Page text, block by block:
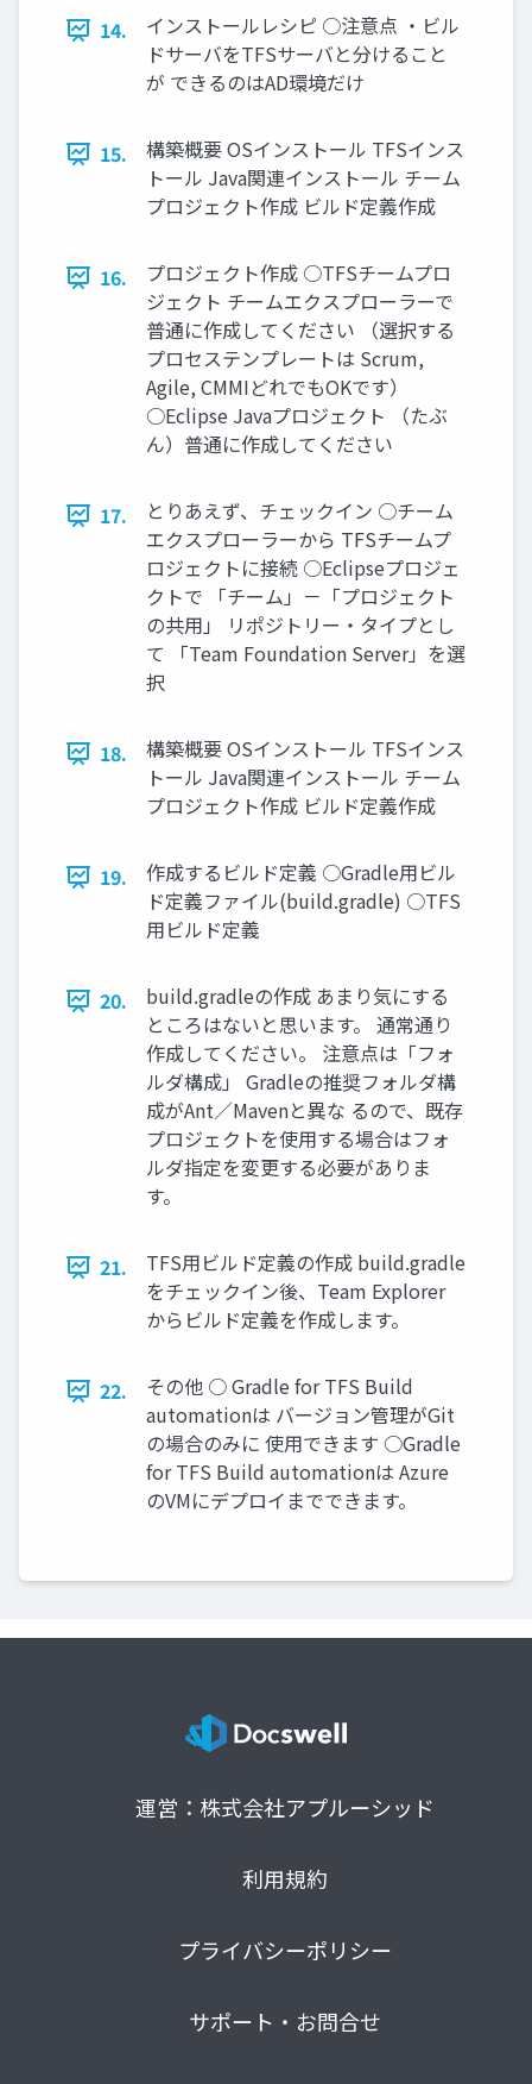
14.
インストールレシピ ○注意点 ・ビル
ドサーバをTFSサーバと分けること
が できるのはAD環境だけ
15.
構築概要 OSインストール TFSインス
トール Java関連インストール チーム
プロジェクト作成 ビルド定義作成
16.
プロジェクト作成 ○TFSチームプロ
ジェクト チームエクスプローラーで
普通に作成してください （選択する
プロセステンプレートは Scrum,
Agile, CMMIどれでもOKです）
○Eclipse Javaプロジェクト （たぶ
ん）普通に作成してください
17.
とりあえず、チェックイン ○チーム
エクスプローラーから TFSチームプ
ロジェクトに接続 ○Eclipseプロジェ
クトで 「チーム」－「プロジェクト
の共用」 リポジトリー・タイプとし
て 「Team Foundation Server」を選
択
18.
構築概要 OSインストール TFSインス
トール Java関連インストール チーム
プロジェクト作成 ビルド定義作成
19.
作成するビルド定義 ○Gradle用ビル
ド定義ファイル(build.gradle) ○TFS
用ビルド定義
20.
build.gradleの作成 あまり気にする
ところはないと思います。 通常通り
作成してください。 注意点は「フォ
ルダ構成」 Gradleの推奨フォルダ構
成がAnt／Mavenと異な るので、既存
プロジェクトを使用する場合はフォ
ルダ指定を変更する必要がありま
す。
21.
TFS用ビルド定義の作成 build.gradle
をチェックイン後、Team Explorer
からビルド定義を作成します。
22.
その他 ○ Gradle for TFS Build
automationは バージョン管理がGit
の場合のみに 使用できます ○Gradle
for TFS Build automationは Azure
のVMにデプロイまでできます。
運営：株式会社アプルーシッド
利用規約
プライバシーポリシー
サポート・お問合せ